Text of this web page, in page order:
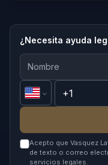
¿Necesita ayuda
Acepto que Vasquez
de texto o correo
servicios legales.